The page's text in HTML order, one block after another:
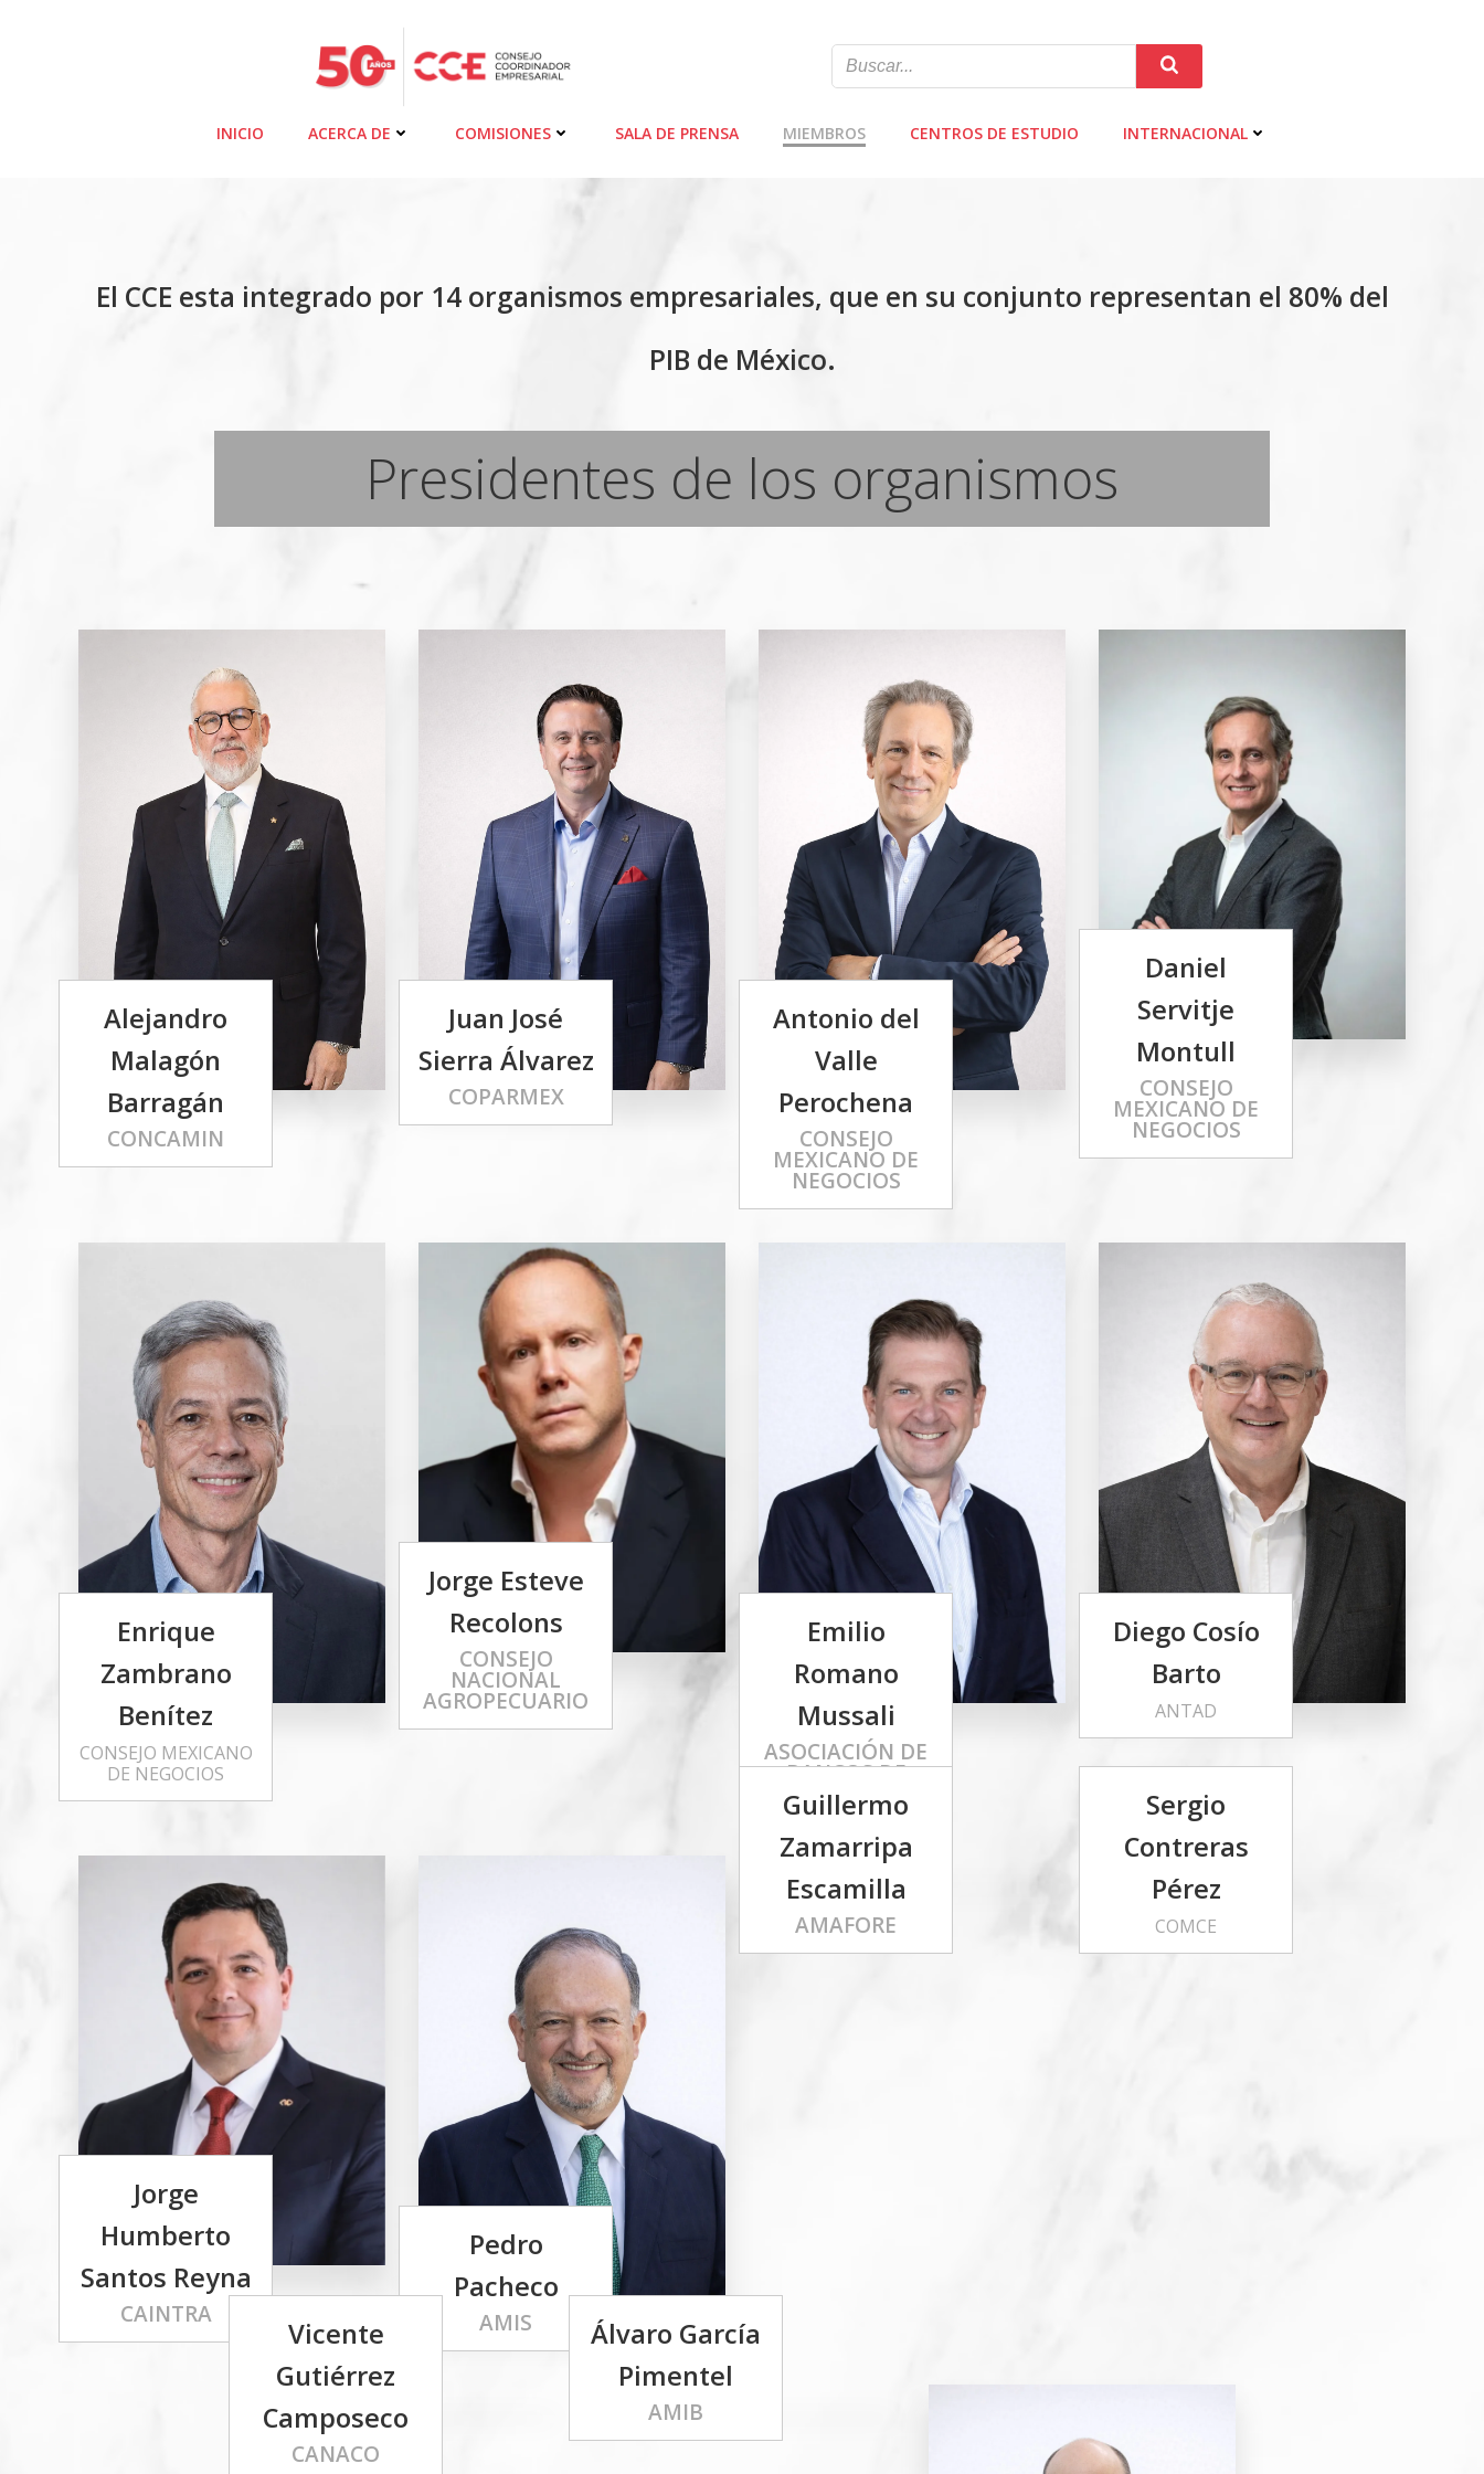
INICIO ACERCA DE COMISIONES SALA DE PRENSA MIEMBROS CENTROS DE ESTUDIO INTERNACIONAL
El CCE esta integrado por 14 organismos empresariales, que en su conjunto representan el 80% del
PIB de México.
Presidentes de los organismos
Alejandro
Malagón
Barragán
CONCAMIN
Juan José
Sierra Álvarez
COPARMEX
Antonio del
Valle
Perochena
CONSEJO
MEXICANO DE
NEGOCIOS
Daniel
Servitje
Montull
CONSEJO
MEXICANO DE
NEGOCIOS
Enrique
Zambrano
Benítez
CONSEJO MEXICANO
DE NEGOCIOS
Jorge Esteve
Recolons
CONSEJO
NACIONAL
AGROPECUARIO
Emilio
Romano
Mussali
ASOCIACIÓN DE
BANCOS DE
MÉXICO
Diego Cosío
Barto
ANTAD
Jorge
Humberto
Santos Reyna
CAINTRA
Pedro
Pacheco
AMIS
Guillermo
Zamarripa
Escamilla
AMAFORE
Sergio
Contreras
Pérez
COMCE
Vicente
Gutiérrez
Camposeco
CANACO
Álvaro García
Pimentel
AMIB